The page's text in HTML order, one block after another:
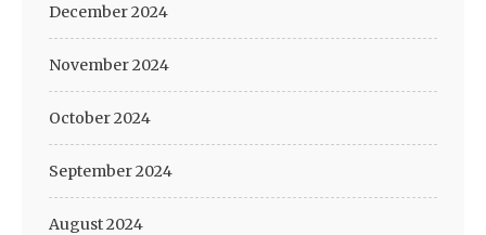
December 2024
November 2024
October 2024
September 2024
August 2024